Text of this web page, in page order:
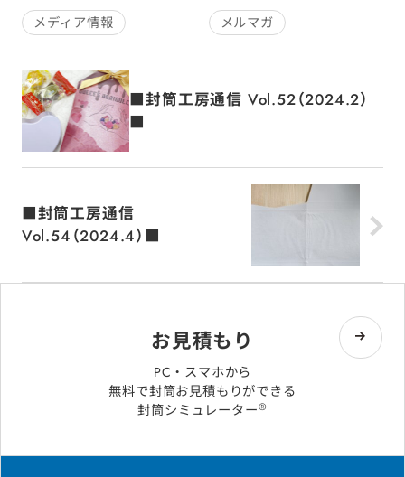
メディア情報 メルマガ
■封筒工房通信 Vol.52（2024.2）
■
■封筒工房通信
Vol.54（2024.4）■
お見積もり
PC・スマホから
無料で封筒お見積もりができる
封筒シミュレーター®